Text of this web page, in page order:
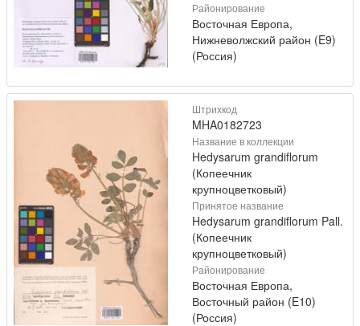
Районирование
Восточная Европа,
Нижневолжский район (E9)
(Россия)
Штрихкод
MHA0182723
Название в коллекции
Hedysarum grandiflorum
(Копеечник
крупноцветковый)
Принятое название
Hedysarum grandiflorum Pall.
(Копеечник
крупноцветковый)
Районирование
Восточная Европа,
Восточный район (E10)
(Россия)